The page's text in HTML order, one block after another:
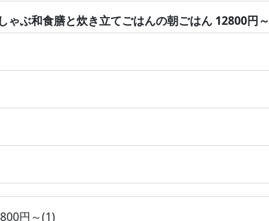
ゃぶ和食膳と炊き立てごはんの朝ごはん 12800円～
円～(1)